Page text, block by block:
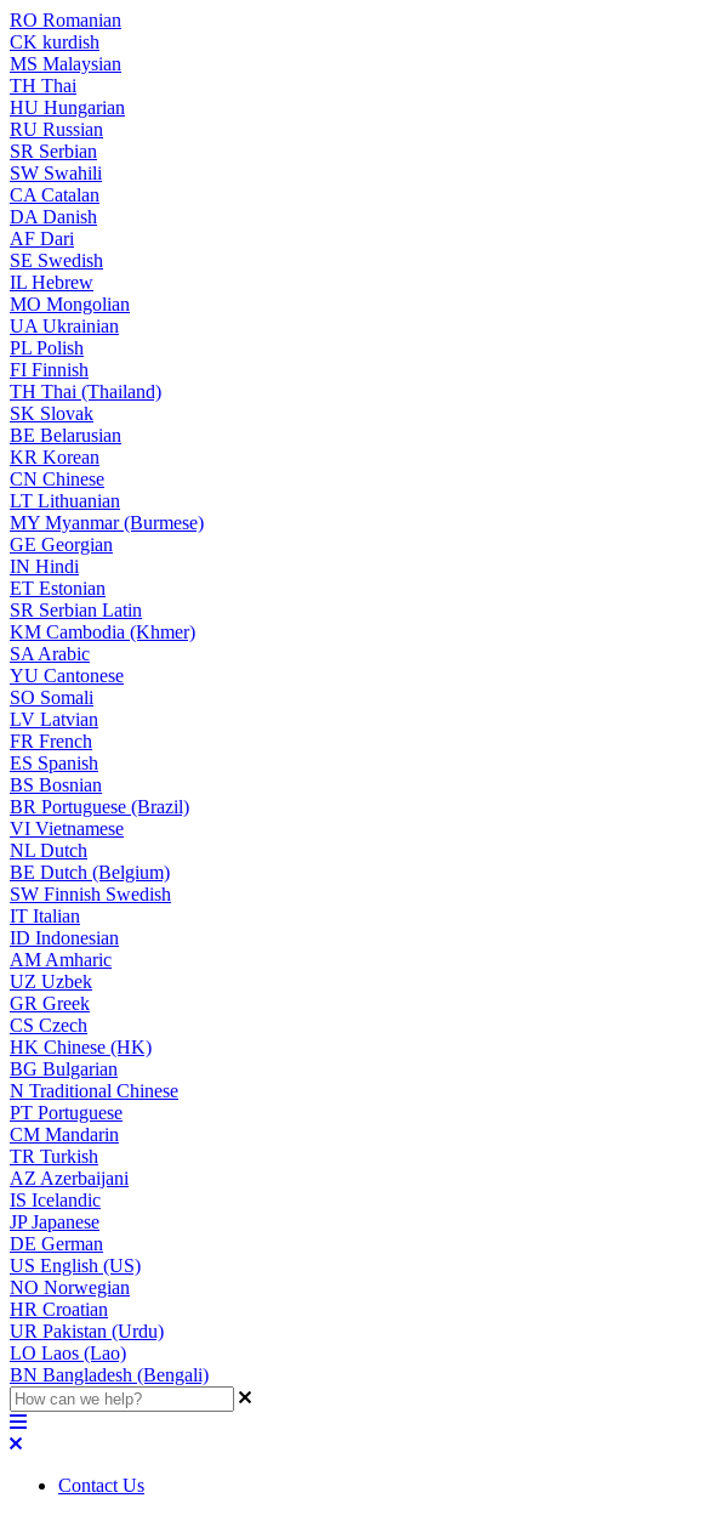
RO Romanian
CK kurdish
MS Malaysian
TH Thai
HU Hungarian
RU Russian
SR Serbian
SW Swahili
CA Catalan
DA Danish
AF Dari
SE Swedish
IL Hebrew
MO Mongolian
UA Ukrainian
PL Polish
FI Finnish
TH Thai (Thailand)
SK Slovak
BE Belarusian
KR Korean
CN Chinese
LT Lithuanian
MY Myanmar (Burmese)
GE Georgian
IN Hindi
ET Estonian
SR Serbian Latin
KM Cambodia (Khmer)
SA Arabic
YU Cantonese
SO Somali
LV Latvian
FR French
ES Spanish
BS Bosnian
BR Portuguese (Brazil)
VI Vietnamese
NL Dutch
BE Dutch (Belgium)
SW Finnish Swedish
IT Italian
ID Indonesian
AM Amharic
UZ Uzbek
GR Greek
CS Czech
HK Chinese (HK)
BG Bulgarian
N Traditional Chinese
PT Portuguese
CM Mandarin
TR Turkish
AZ Azerbaijani
IS Icelandic
JPJapanese
DE German
US English (US)
NO Norwegian
HR Croatian
UR Pakistan (Urdu)
LO Laos (Lao)
BN Bangladesh (Bengali)
Contact Us